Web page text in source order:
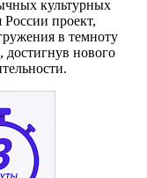
культурных
проект,
в темноту
достигнув нового